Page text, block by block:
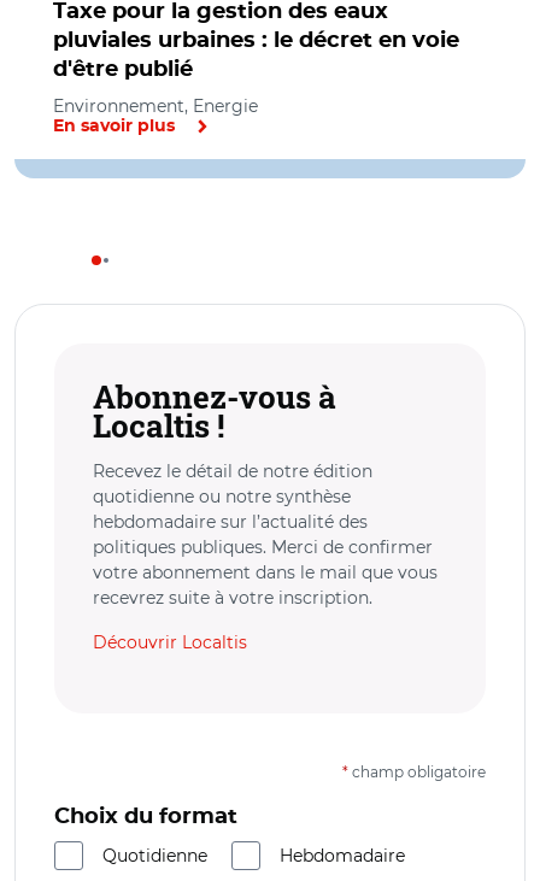
Taxe pour la gestion des eaux
pluviales urbaines : le décret en voie
d'être publié
Environnement, Energie
En savoir plus
Abonnez-vous à
Localtis !
Recevez le détail de notre édition
quotidienne ou notre synthèse
hebdomadaire sur l’actualité des
politiques publiques. Merci de confirmer
votre abonnement dans le mail que vous
recevrez suite à votre inscription.
Découvrir Localtis
* champ obligatoire
Choix du format
Quotidienne
Hebdomadaire